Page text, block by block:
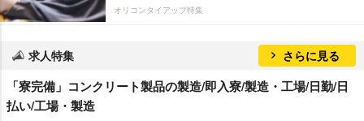
オリコンタイアップ特集
求人特集 さらに見る
「寮完備」コンクリート製品の製造/即入寮/製造・工場/日勤/日
払い/工場・製造